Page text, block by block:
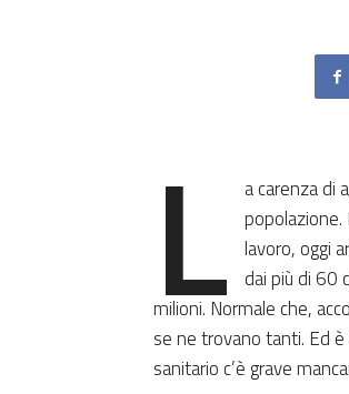
L a carenza di
lavoro, oggi
dai più di 60
milioni. Normale che,
se ne trovano tanti. Ed
sanitario c’è grave